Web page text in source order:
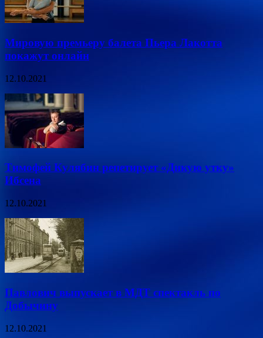
Мировую премьеру балета Пьера Лакотта
покажут онлайн
12.10.2021
Тимофей Кулябин репетирует «Дикую утку»
Ибсена
12.10.2021
Павлович выпускает в МДТ спектакль по
Добычину
12.10.2021